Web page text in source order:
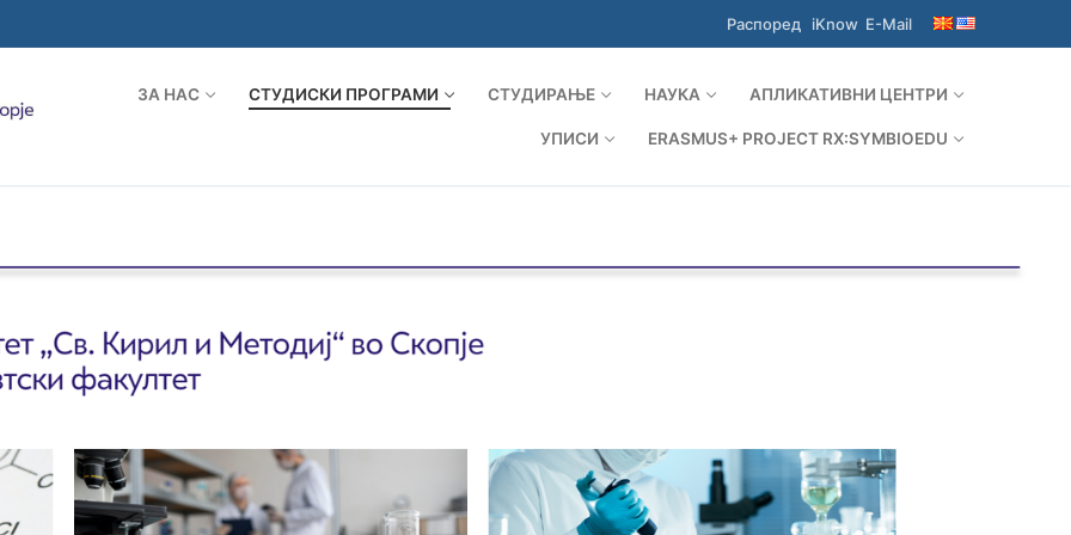
Распоред iKnow E-Mail
ЗА НАС СТУДИСКИ ПРОГРАМИ СТУДИРАЊЕ НАУКА АПЛИКАТИВНИ ЦЕНТРИ
УПИСИ ERASMUS+ PROJECT RX:SYMBIOEDU